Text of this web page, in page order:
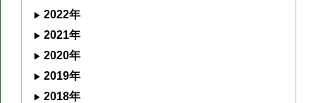
2022年
2021年
2020年
2019年
2018年